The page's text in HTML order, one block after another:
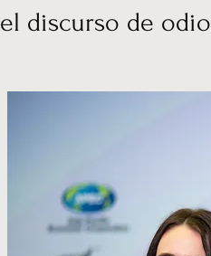
el discurso de odio